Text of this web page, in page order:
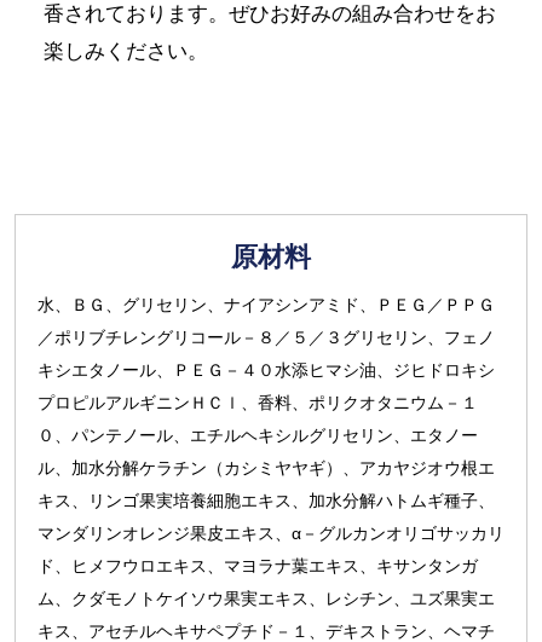
香されております。ぜひお好みの組み合わせをお
楽しみください。
原材料
水、ＢＧ、グリセリン、ナイアシンアミド、ＰＥＧ／ＰＰＧ
／ポリブチレングリコール－８／５／３グリセリン、フェノ
キシエタノール、ＰＥＧ－４０水添ヒマシ油、ジヒドロキシ
プロピルアルギニンＨＣｌ、香料、ポリクオタニウム－１
０、パンテノール、エチルヘキシルグリセリン、エタノー
ル、加水分解ケラチン（カシミヤヤギ）、アカヤジオウ根エ
キス、リンゴ果実培養細胞エキス、加水分解ハトムギ種子、
マンダリンオレンジ果皮エキス、α－グルカンオリゴサッカリ
ド、ヒメフウロエキス、マヨラナ葉エキス、キサンタンガ
ム、クダモノトケイソウ果実エキス、レシチン、ユズ果実エ
キス、アセチルヘキサペプチド－１、デキストラン、ヘマチ